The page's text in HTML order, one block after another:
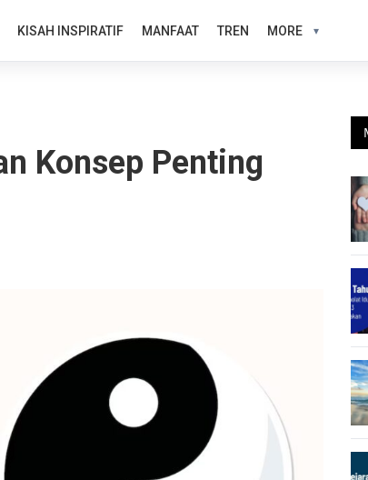
KISAH INSPIRATIF MANFAAT TREN MORE
Konsep Penting